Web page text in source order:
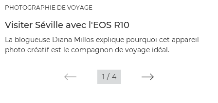
PHOTOGRAPHIE DE VOYAGE
Visiter Séville avec l'EOS R10
La blogueuse Diana Millos explique pourquoi cet appareil
photo créatif est le compagnon de voyage idéal.
1 / 4